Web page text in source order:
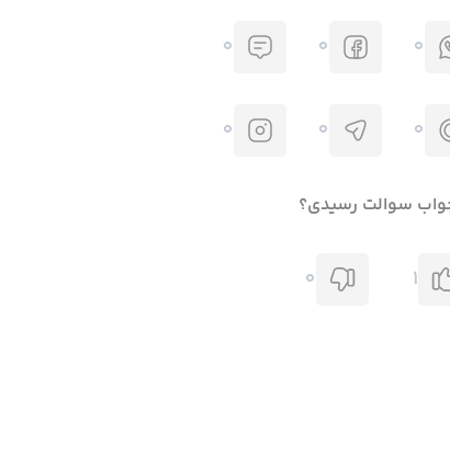
0
0
0
0
0
0
سوالت رسیدی؟
1
0